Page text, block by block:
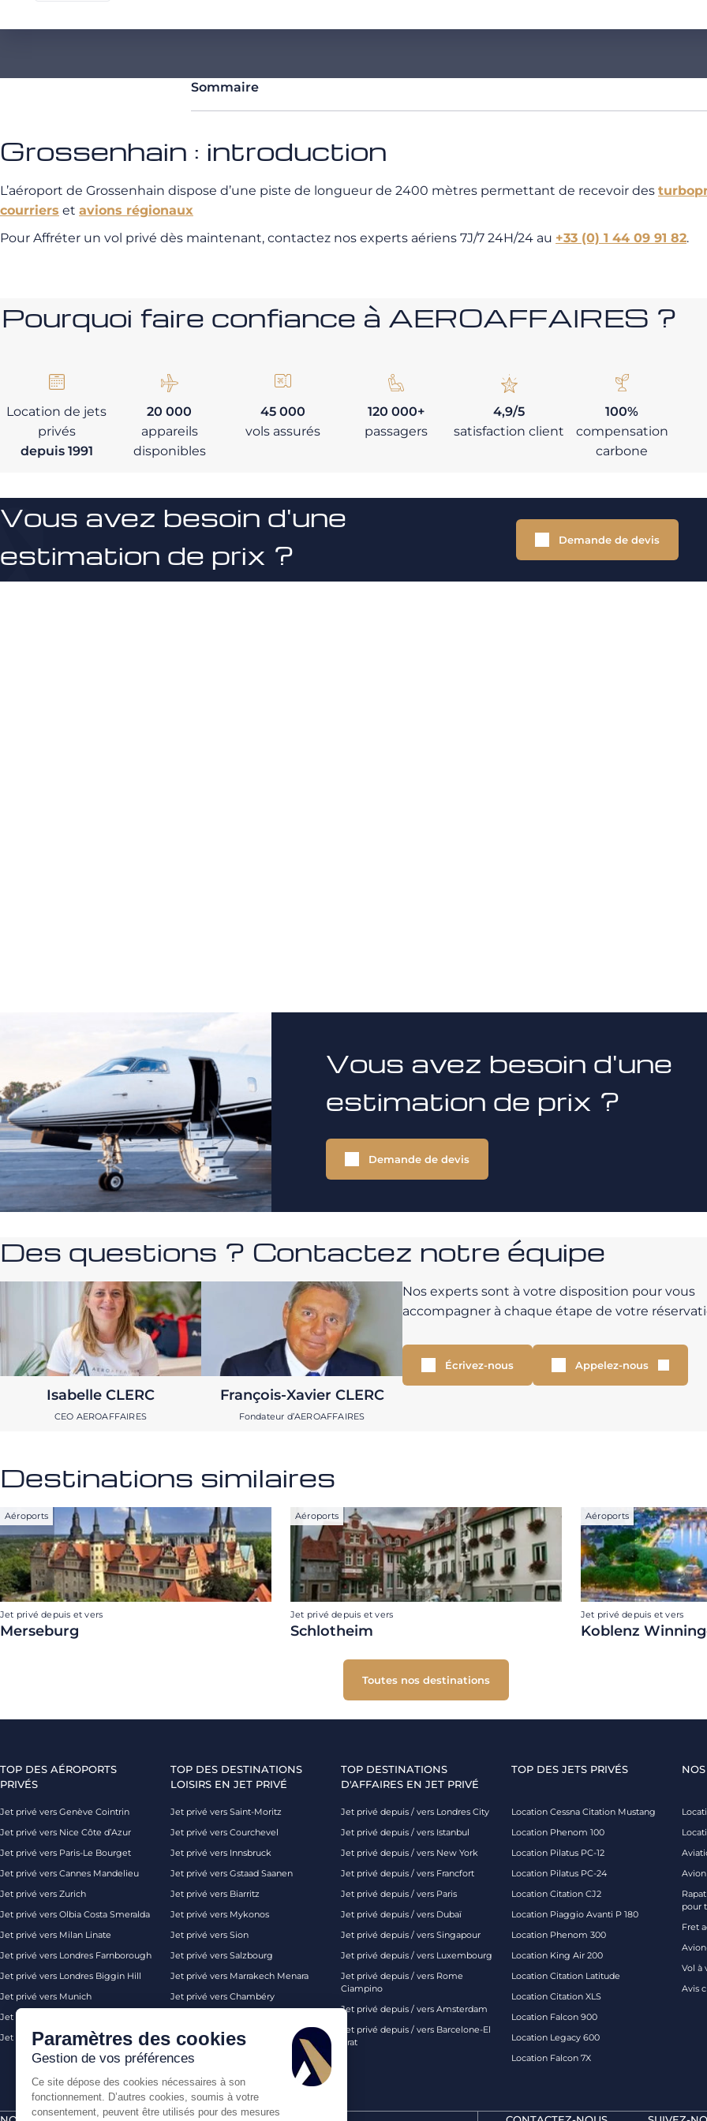
Sommaire
Grossenhain : introduction
L’aéroport de Grossenhain dispose d’une piste de longueur de 2400 mètres permettant de recevoir des
courriers et avions régionaux
Pour Affréter un vol privé dès maintenant, contactez nos experts aériens 7J/7 24H/24 au +33 (0) 1 44 09 91 82.
Pourquoi faire confiance à AEROAFFAIRES ?
Location de jets
privés
depuis 1991
20 000
appareils
disponibles
45 000
vols assurés
120 000+
passagers
4,9/5
satisfaction client
100%
compensation
carbone
Vous avez besoin d'une
estimation de prix ?
Demande de devis
Vous avez besoin d'une
estimation de prix ?
Demande de devis
Des questions ? Contactez notre équipe
Isabelle CLERC
CEO AEROAFFAIRES
François-Xavier CLERC
Fondateur d’AEROAFFAIRES
Nos experts sont à votre disposition pour vous
accompagner à chaque étape de votre
Écrivez-nous Appelez-nous
Destinations similaires
Aéroports
Jet privé depuis et vers
Merseburg
Aéroports
Jet privé depuis et vers
Schlotheim
Aéroports
Jet privé depuis et vers
Koblenz
Toutes nos destinations
TOP DES AÉROPORTS
PRIVÉS
Jet privé vers Genève Cointrin
Jet privé vers Nice Côte d’Azur
Jet privé vers Paris-Le Bourget
Jet privé vers Cannes Mandelieu
Jet privé vers Zurich
Jet privé vers Olbia Costa Smeralda
Jet privé vers Milan Linate
Jet privé vers Londres Farnborough
Jet privé vers Londres Biggin Hill
Jet privé vers Munich
Jet privé vers Monaco
Jet privé vers Palma de Majorque
TOP DES DESTINATIONS
LOISIRS EN JET PRIVÉ
Jet privé vers Saint-Moritz
Jet privé vers Courchevel
Jet privé vers Innsbruck
Jet privé vers Gstaad Saanen
Jet privé vers Biarritz
Jet privé vers Mykonos
Jet privé vers Sion
Jet privé vers Salzbourg
Jet privé vers Marrakech Menara
Jet privé vers Chambéry
Jet privé vers Londres
TOP DESTINATIONS
D'AFFAIRES EN JET PRIVÉ
Jet privé depuis / vers Londres City
Jet privé depuis / vers Istanbul
Jet privé depuis / vers New York
Jet privé depuis / vers Francfort
Jet privé depuis / vers Paris
Jet privé depuis / vers Dubaï
Jet privé depuis / vers Singapour
Jet privé depuis / vers Luxembourg
Jet privé depuis / vers Rome
Ciampino
Jet privé depuis / vers Amsterdam
Jet privé depuis / vers Barcelone-El
Prat
TOP DES JETS PRIVÉS
Location Cessna Citation Mustang
Location Phenom 100
Location Pilatus PC-12
Location Pilatus PC-24
Location Citation CJ2
Location Piaggio Avanti P 180
Location Phenom 300
Location King Air 200
Location Citation Latitude
Location Citation XLS
Location Falcon 900
Location Legacy 600
Location Falcon 7X
pour
Fret
Vol à
Avis
Paramètres des cookies
Gestion de vos préférences
Ce site dépose des cookies nécessaires à son
fonctionnement. D’autres cookies, soumis à votre
consentement, peuvent être utilisés pour des mesures